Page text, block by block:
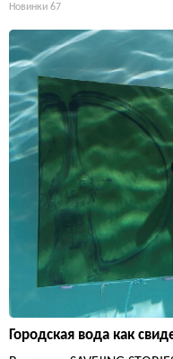
Новинки 67
Городская вода как